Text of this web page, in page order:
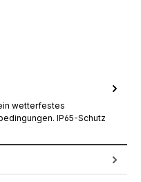
wetterfestes
IP65-Schutz